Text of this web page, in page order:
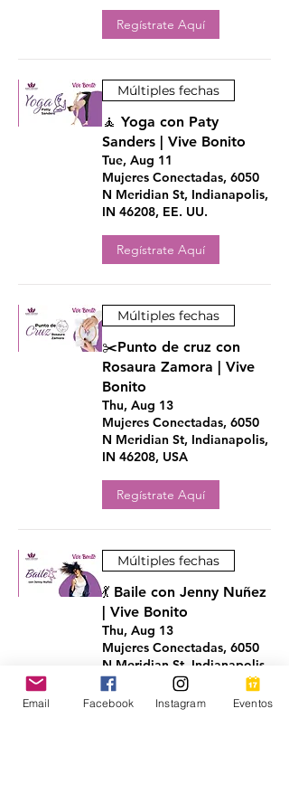
Regístrate Aquí
Múltiples fechas
🧘 Yoga con Paty
Sanders | Vive Bonito
Tue, Aug 11
Mujeres Conectadas, 6050
N Meridian St, Indianapolis,
IN 46208, EE. UU.
Regístrate Aquí
Múltiples fechas
✂️Punto de cruz con
Rosaura Zamora | Vive
Bonito
Thu, Aug 13
Mujeres Conectadas, 6050
N Meridian St, Indianapolis,
IN 46208, USA
Regístrate Aquí
Múltiples fechas
💃 Baile con Jenny Nuñez
| Vive Bonito
Thu, Aug 13
Mujeres Conectadas, 6050
N Meridian St, Indianapolis,
IN 46208, EE. UU.
Email Facebook Instagram Eventos